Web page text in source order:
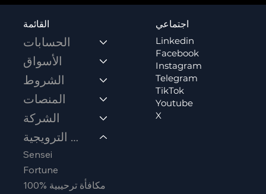
القائمة
الحسابات
الأسواق
الشروط
المنصات
الشركة
العروض الترويجية
Sensei
Fortune
مكافأة ترحيبية %100
اجتماعي
Linkedin
Facebook
Instagram
Telegram
TikTok
Youtube
X